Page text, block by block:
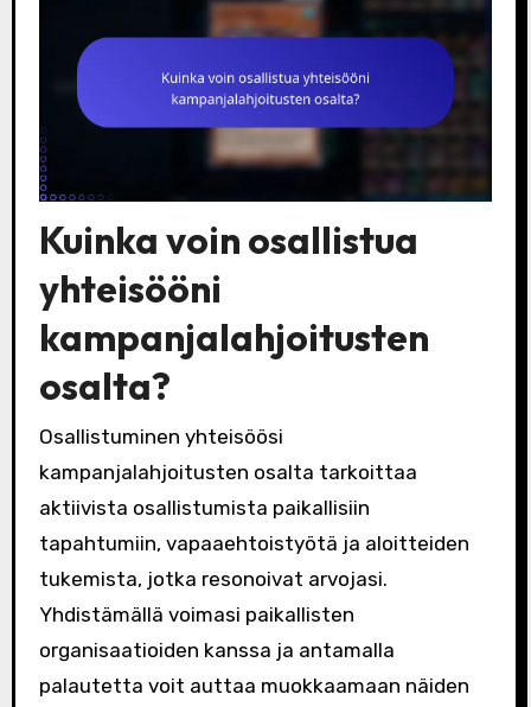
Kuinka voin osallistua
yhteisööni
kampanjalahjoitusten
osalta?
Osallistuminen yhteisöösi
kampanjalahjoitusten osalta tarkoittaa
aktiivista osallistumista paikallisiin
tapahtumiin, vapaaehtoistyötä ja aloitteiden
tukemista, jotka resonoivat arvojasi.
Yhdistämällä voimasi paikallisten
organisaatioiden kanssa ja antamalla
palautetta voit auttaa muokkaamaan näiden